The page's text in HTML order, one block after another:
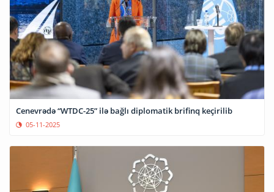
Cenevrədə “WTDC-25” ilə bağlı diplomatik brifinq keçirilib
05-11-2025